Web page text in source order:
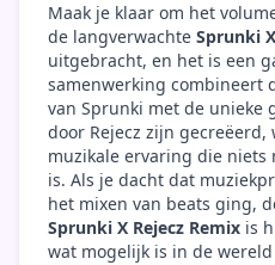
Maak je klaar om het
de langverwachte Sprunki
uitgebracht, en het is een
samenwerking combineert
van Sprunki met de unieke
door Rejecz zijn
muzikale ervaring die
is. Als je dacht dat
het mixen van beats ging,
Sprunki X Rejecz Remix is
wat mogelijk is in de